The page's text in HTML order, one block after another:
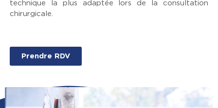
technique la plus adaptée lors de la consultation
chirurgicale.
Prendre RDV